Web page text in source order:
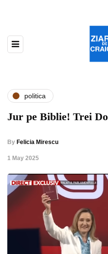
politica
Jur pe Biblie! Trei
By Felicia Mirescu
,1 May 2025